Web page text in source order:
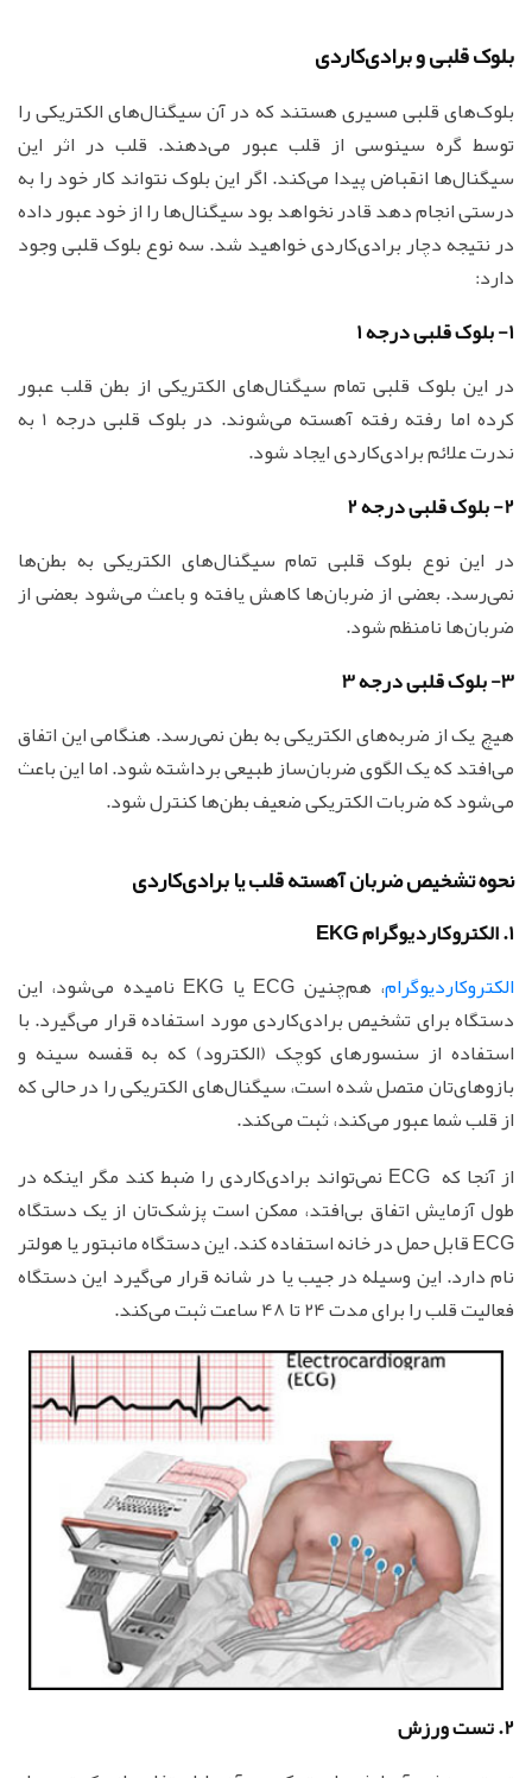
بلوک قلبی و برادی‌کاردی
بلوک‌های قلبی مسیری هستند که در آن سیگنال‌های الکتریکی را
توسط گره سینوسی از قلب عبور می‌دهند. قلب در اثر این
سیگنال‌ها انقباض پیدا می‌کند. اگر این بلوک نتواند کار خود را به
درستی انجام دهد قادر نخواهد بود سیگنال‌ها را از خود عبور داده
در نتیجه دچار برادی‌کاردی خواهید شد. سه نوع بلوک قلبی وجود
دارد:
1- بلوک قلبی درجه 1
در این بلوک قلبی تمام سیگنال‌های الکتریکی از بطن قلب عبور
کرده اما رفته رفته آهسته می‌شوند. در بلوک قلبی درجه 1 به
ندرت علائم برادی‌کاردی ایجاد شود.
2- بلوک قلبی درجه 2
در این نوع بلوک قلبی تمام سیگنال‌های الکتریکی به بطن‌ها
نمی‌رسد. بعضی از ضربان‌ها کاهش یافته و باعث می‌شود بعضی از
ضربان‌ها نامنظم شود.
3- بلوک قلبی درجه 3
هیچ یک از ضربه‌های الکتریکی به بطن نمی‌رسد. هنگامی این اتفاق
می‌افتد که یک الگوی ضربان‌ساز طبیعی برداشته شود. اما این باعث
می‌شود که ضربات الکتریکی ضعیف بطن‌ها کنترل شود.
نحوه تشخیص ضربان آهسته قلب یا برادی‌کاردی
1. الکتروکاردیوگرام EKG
الکتروکاردیوگرام
، هم‌چنین ECG یا EKG نامیده می‌شود، این
دستگاه برای تشخیص برادی‌کاردی مورد استفاده قرار می‌گیرد. با
استفاده از سنسورهای کوچک (الکترود) که به قفسه سینه و
بازوهای‌تان متصل شده است، سیگنال‌های الکتریکی را در حالی که
از قلب شما عبور می‌کند، ثبت می‌کند.
از آنجا که ECG نمی‌تواند برادی‌کاردی را ضبط کند مگر اینکه در
طول آزمایش اتفاق بی‌افتد، ممکن است پزشک‌تان از یک دستگاه
ECG قابل حمل در خانه استفاده کند. این دستگاه مانبتور یا هولتر
نام دارد. این وسیله در جیب یا در شانه قرار می‌گیرد این دستگاه
فعالیت قلب را برای مدت 24 تا 48 ساعت ثبت می‌کند.
2. تست ورزش